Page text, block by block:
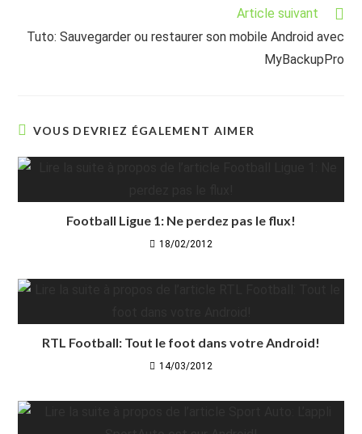
Article suivant
Tuto: Sauvegarder ou restaurer son mobile Android avec
MyBackupPro
VOUS DEVRIEZ ÉGALEMENT AIMER
Football Ligue 1: Ne perdez pas le flux!
18/02/2012
RTL Football: Tout le foot dans votre Android!
14/03/2012